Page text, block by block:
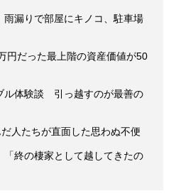
漏りで部屋にキノコ、駐車場
だった最上階の資産価値が50
ル体験談 引っ越すのが最善の
人たちが直面した思わぬ不便
終の棲家として越してきたの